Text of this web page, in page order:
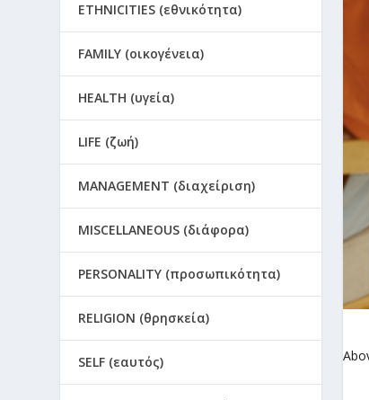
ETHNICITIES (εθνικότητα)
FAMILY (οικογένεια)
HEALTH (υγεία)
LIFE (ζωή)
MANAGEMENT (διαχείριση)
MISCELLANEOUS (διάφορα)
PERSONALITY (προσωπικότητα)
RELIGION (θρησκεία)
SELF (εαυτός)